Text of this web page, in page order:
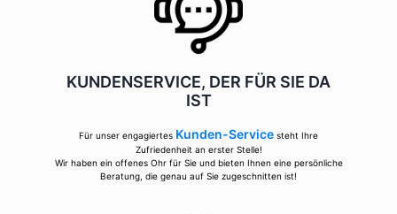
KUNDENSERVICE, DER FÜR SIE DA
IST
Für unser engagiertes Kunden-Service steht Ihre
Zufriedenheit an erster Stelle!
Wir haben ein offenes Ohr für Sie und bieten Ihnen eine persönliche
Beratung, die genau auf Sie zugeschnitten ist!